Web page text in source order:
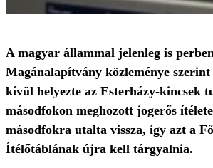
A magyar állammal jelenleg is
Magánalapítvány közleménye
kívül helyezte az Esterházy-kincsek
másodfokon meghozott jogerős
másodfokra utalta vissza, így azt a
Ítélőtáblának újra kell tárgyalnia.